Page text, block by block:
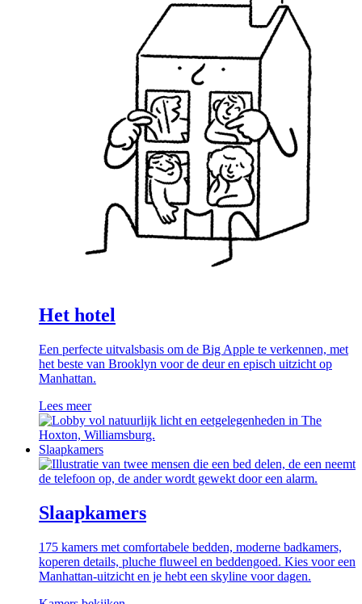
Het hotel
Een perfecte uitvalsbasis om de Big Apple te verkennen, met
het beste van Brooklyn voor de deur en episch uitzicht op
Manhattan.
Lees meer
Slaapkamers
Slaapkamers
175 kamers met comfortabele bedden, moderne badkamers,
koperen details, pluche fluweel en beddengoed. Kies voor een
Manhattan-uitzicht en je hebt een skyline voor dagen.